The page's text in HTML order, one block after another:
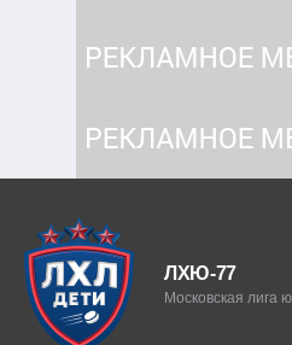
ЛХЮ-77
Московская лига